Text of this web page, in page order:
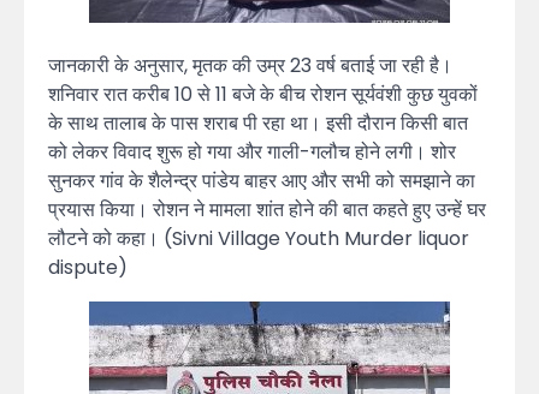
जानकारी के अनुसार, मृतक की उम्र 23 वर्ष बताई जा रही है।
शनिवार रात करीब 10 से 11 बजे के बीच रोशन सूर्यवंशी कुछ युवकों
के साथ तालाब के पास शराब पी रहा था। इसी दौरान किसी बात
को लेकर विवाद शुरू हो गया और गाली-गलौच होने लगी। शोर
सुनकर गांव के शैलेन्द्र पांडेय बाहर आए और सभी को समझाने का
प्रयास किया। रोशन ने मामला शांत होने की बात कहते हुए उन्हें घर
लौटने को कहा। (Sivni Village Youth Murder liquor
dispute)